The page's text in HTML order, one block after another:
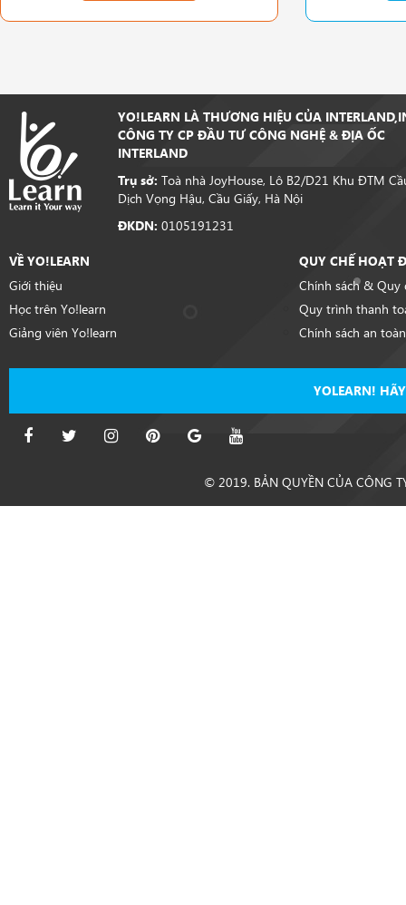
YO!LEARN LÀ THƯƠNG HIỆU CỦA
CÔNG TY CP ĐẦU TƯ CÔNG NGHỆ & ĐỊA ỐC
INTERLAND
Trụ sở: Toà nhà JoyHouse, Lô B2/D21 Khu ĐTM
Dịch Vọng Hậu, Cầu Giấy, Hà Nội
ĐKDN: 0105191231
VỀ YO!LEARN
Giới thiệu
Học trên Yo!learn
Giảng viên Yo!learn
QUY CHẾ HOẠT
Chính sách & Quy
Quy trình thanh
Chính sách an
YOLEARN!
© 2019. BẢN QUYỀN CỦA CÔNG